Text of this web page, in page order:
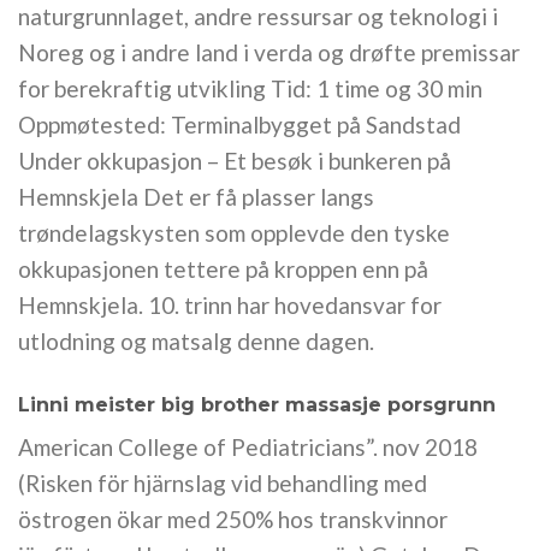
naturgrunnlaget, andre ressursar og teknologi i
Noreg og i andre land i verda og drøfte premissar
for berekraftig utvikling Tid: 1 time og 30 min
Oppmøtested: Terminalbygget på Sandstad
Under okkupasjon – Et besøk i bunkeren på
Hemnskjela Det er få plasser langs
trøndelagskysten som opplevde den tyske
okkupasjonen tettere på kroppen enn på
Hemnskjela. 10. trinn har hovedansvar for
utlodning og matsalg denne dagen.
Linni meister big brother massasje porsgrunn
American College of Pediatricians”. nov 2018
(Risken för hjärnslag vid behandling med
östrogen ökar med 250% hos transkvinnor